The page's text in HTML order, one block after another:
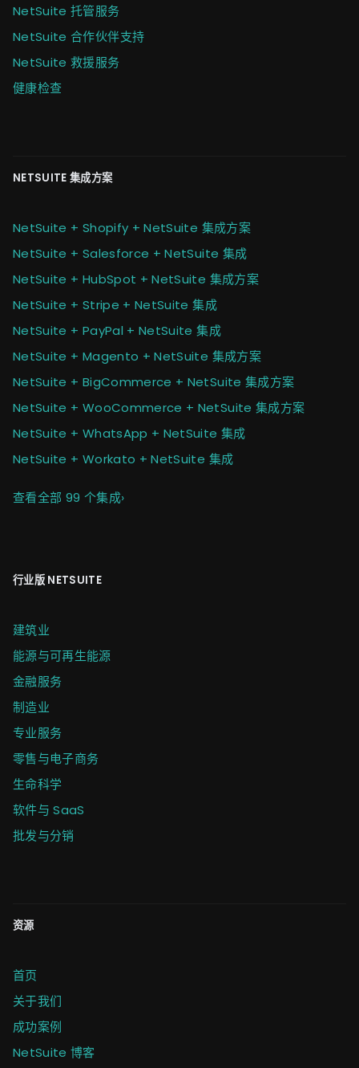
NetSuite 托管服务
NetSuite 合作伙伴支持
NetSuite 救援服务
健康检查
NETSUITE 集成方案
NetSuite + Shopify + NetSuite 集成方案
NetSuite + Salesforce + NetSuite 集成
NetSuite + HubSpot + NetSuite 集成方案
NetSuite + Stripe + NetSuite 集成
NetSuite + PayPal + NetSuite 集成
NetSuite + Magento + NetSuite 集成方案
NetSuite + BigCommerce + NetSuite 集成方案
NetSuite + WooCommerce + NetSuite 集成方案
NetSuite + WhatsApp + NetSuite 集成
NetSuite + Workato + NetSuite 集成
查看全部 99 个集成›
行业版 NETSUITE
建筑业
能源与可再生能源
金融服务
制造业
专业服务
零售与电子商务
生命科学
软件与 SaaS
批发与分销
资源
首页
关于我们
成功案例
NetSuite 博客